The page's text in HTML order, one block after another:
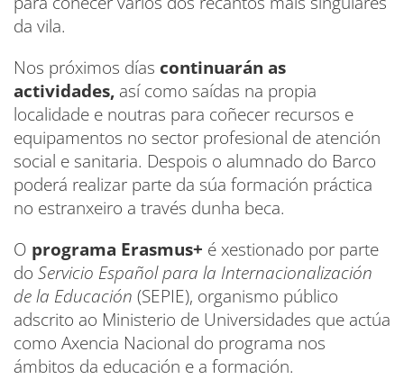
da vila.
Nos próximos días continuarán as
actividades, así como saídas na propia
localidade e noutras para coñecer recursos e
equipamentos no sector profesional de atención
social e sanitaria. Despois o alumnado do Barco
poderá realizar parte da súa formación práctica
no estranxeiro a través dunha beca.
O programa Erasmus+ é xestionado por parte
do Servicio Español para la Internacionalización
de la Educación (SEPIE), organismo público
adscrito ao Ministerio de Universidades que actúa
como Axencia Nacional do programa nos
ámbitos da educación e a formación.